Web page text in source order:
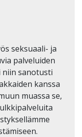
seksuaali- ja
palveluiden
niin sanotusti
kanssa
muassa se,